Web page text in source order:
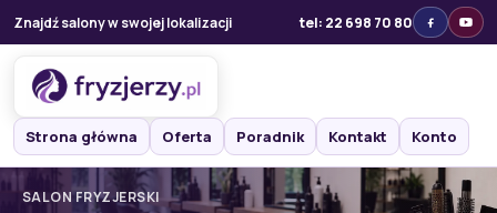
Znajdź salony w swojej lokalizacji tel: 22 698 70 80
Strona główna Oferta Poradnik Kontakt Konto
SALON FRYZJERSKI